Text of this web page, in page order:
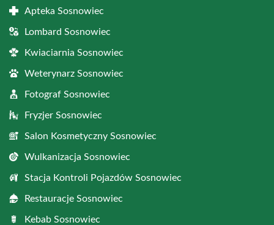
Apteka Sosnowiec
Lombard Sosnowiec
Kwiaciarnia Sosnowiec
Weterynarz Sosnowiec
Fotograf Sosnowiec
Fryzjer Sosnowiec
Salon Kosmetyczny Sosnowiec
Wulkanizacja Sosnowiec
Stacja Kontroli Pojazdów Sosnowiec
Restauracje Sosnowiec
Kebab Sosnowiec